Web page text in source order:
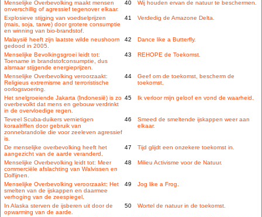
Menselijke Overbevolking maakt mensen
onverschillig of agressief tegenover elkaar.
40 Wij houden ervan de natuur te beschermen.
Explosieve stijging van voedselprijzen
(mais, soja, tarwe) door grotere consumptie
en winning van bio-brandstof.
41 Verdedig de Amazone Delta.
Malaysië heeft zijn laatste wilde neushoorn
gedood in 2005.
42 Dance like a Butterfly.
Menselijke Bevolkingsgroei leidt tot:
Toename in brandstofconsumptie, dus
alsmaar stijgende energieprijzen.
43 REHOPE de Toekomst.
Menselijke Overbevolking veroorzaakt:
Religieus extremisme and terroristische
oorlogsvoering.
44
Geef om de toekomst, bescherm de
toekomst.
Het snelgroeiende Jakarta (Indonesië) is zo
overbevolkt dat mens en gebouw verdrinkt
in de overvloedige regen.
45 Ik verloor mijn geloof en vond de waarheid.
Teveel Scuba-duikers vernietigen
koraalriffen door gebruik van
zonnebrandolie die voor zeeleven agressief
is.
46
Smeed de smeltende ijskappen weer aan
elkaar.
De menselijke overbevolking heeft het
aangezicht van de aarde veranderd.
47 Tijd glijdt een onzekere toekomst in.
Menselijke Overbevolking leidt tot: Meer
commerciële afslachting van Walvissen en
Dolfijnen.
48 Milieu Activisme voor de Natuur.
Menselijke Overbevolking veroorzaakt: Het
smelten van de ijskappen en daarmee
verhoging van de zeespiegel.
49 Jog like a Frog.
In Alaska sterven de ijsberen uit door de
opwarming van de aarde.
50 Wortel de natuur in de toekomst.